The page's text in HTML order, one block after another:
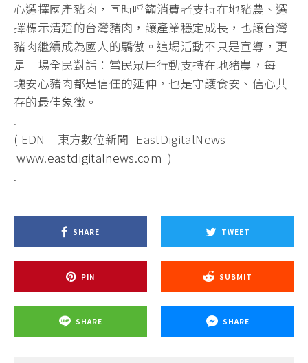
心選擇國產豬肉，同時呼籲消費者支持在地豬農、選
擇標示清楚的台灣豬肉，讓產業穩定成長，也讓台灣
豬肉繼續成為國人的驕傲。這場活動不只是宣導，更
是一場全民對話：當民眾用行動支持在地豬農，每一
塊安心豬肉都是信任的延伸，也是守護食安、信心共
存的最佳象徵。
.
( EDN – 東方數位新聞- EastDigitalNews –
www.eastdigitalnews.com )
.
SHARE TWEET
PIN SUBMIT
SHARE SHARE